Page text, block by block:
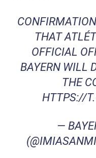
THAT
OFFICIAL
BAYERN WILL
THE
HTTPS://
—